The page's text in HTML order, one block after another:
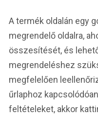
A termék oldalán egy
megrendelő oldalra,
összesítését, és
megrendeléshez
megfelelően
űrlaphoz
feltételeket, akkor